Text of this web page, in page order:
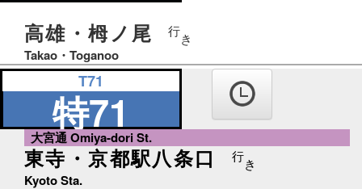
高雄・栂ノ尾 行き
Takao・Toganoo
T71
特71
大宮通 Omiya-dori St.
東寺・京都駅八条口 行き
Kyoto Sta.